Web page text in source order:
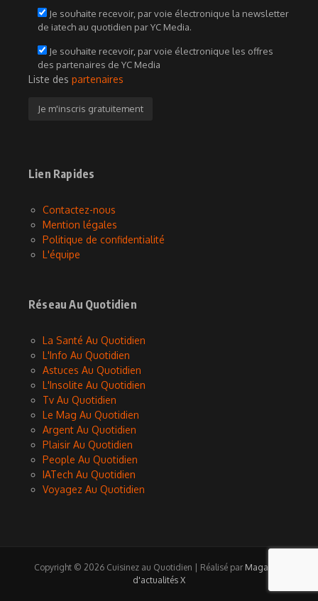
Je souhaite recevoir, par voie électronique la newsletter
de iatech au quotidien par YC Media.
Je souhaite recevoir, par voie électronique les offres
des partenaires de YC Media
Liste des partenaires
Lien Rapides
Contactez-nous
Mention légales
Politique de confidentialité
L'équipe
Réseau Au Quotidien
La Santé Au Quotidien
L'Info Au Quotidien
Astuces Au Quotidien
L'Insolite Au Quotidien
Tv Au Quotidien
Le Mag Au Quotidien
Argent Au Quotidien
Plaisir Au Quotidien
People Au Quotidien
IATech Au Quotidien
Voyagez Au Quotidien
Copyright © 2026 Cuisinez au Quotidien | Réalisé par Magazine
d'actualités X